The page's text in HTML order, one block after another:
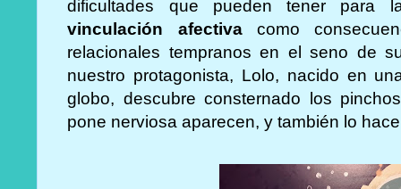
dificultades que pueden tener para
vinculación afectiva como
relacionales tempranos en el seno de
nuestro protagonista, Lolo, nacido en
globo, descubre consternado los
pone nerviosa aparecen, y también lo